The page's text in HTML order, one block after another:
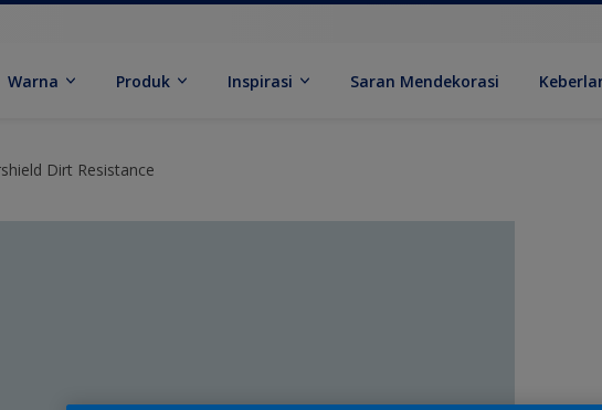
Warna Produk Inspirasi Saran Mendekorasi
Dirt Resistance